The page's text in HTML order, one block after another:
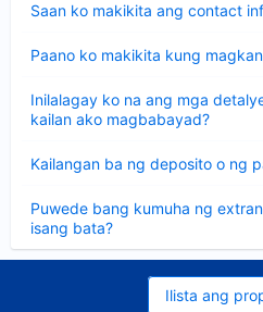
Saan ko makikita ang contact
ang
Paano ko makikita kung
ang
Inilalagay ko na ang mga
kailan ako magbabayad?
ang
sagot
Kailangan ba ng deposito o ng
ang
Puwede bang kumuha ng
isang bata?
ang
sagot
Ilista ang